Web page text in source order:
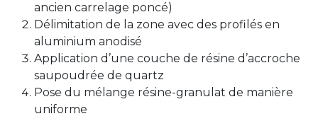
ancien carrelage poncé)
Délimitation de la zone avec des profilés en
aluminium anodisé
Application d’une couche de résine d’accroche
saupoudrée de quartz
Pose du mélange résine-granulat de manière
uniforme